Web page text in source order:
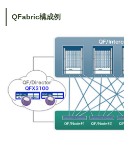
QFabric構成例